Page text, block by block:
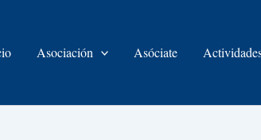
Asociación Asóciate